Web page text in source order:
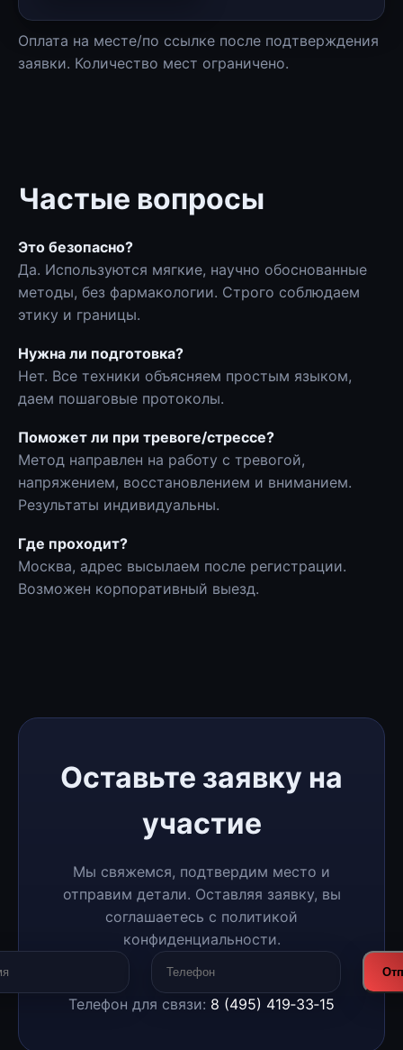
Оплата на месте/по ссылке после подтверждения
заявки. Количество мест ограничено.
Частые вопросы
Это безопасно?
Да. Используются мягкие, научно обоснованные
методы, без фармакологии. Строго соблюдаем
этику и границы.
Нужна ли подготовка?
Нет. Все техники объясняем простым языком,
даем пошаговые протоколы.
Поможет ли при тревоге/стрессе?
Метод направлен на работу с тревогой,
напряжением, восстановлением и вниманием.
Результаты индивидуальны.
Где проходит?
Москва, адрес высылаем после регистрации.
Возможен корпоративный выезд.
Оставьте заявку на
участие
Мы свяжемся, подтвердим место и
отправим детали. Оставляя заявку, вы
соглашаетесь с политикой
конфиденциальности.
Телефон для связи: 8 (495) 419‑33‑15